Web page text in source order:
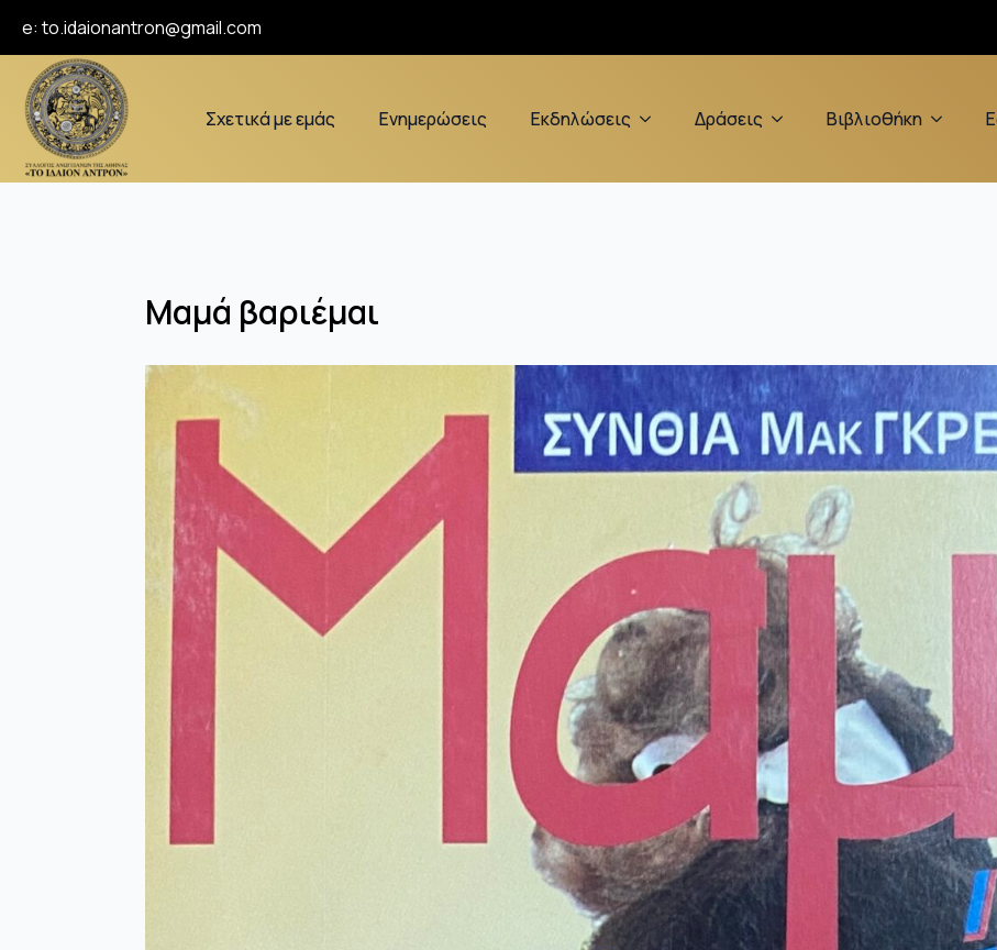
e:to.idaionantron@gmail.com
Σχετικά με εμάς Ενημερώσεις Εκδηλώσεις Δράσεις Βιβλιοθήκη
Μαμά βαριέμαι